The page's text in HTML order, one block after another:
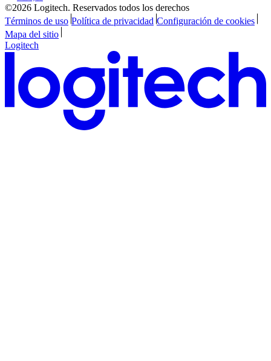
©2026 Logitech. Reservados todos los derechos
Términos de uso Política de privacidad Configuración de cookies
Mapa del sitio
Logitech